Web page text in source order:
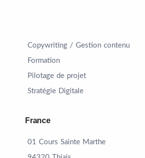
Copywriting / Gestion contenu
Formation
Pilotage de projet
Stratégie Digitale
France
01 Cours Sainte Marthe